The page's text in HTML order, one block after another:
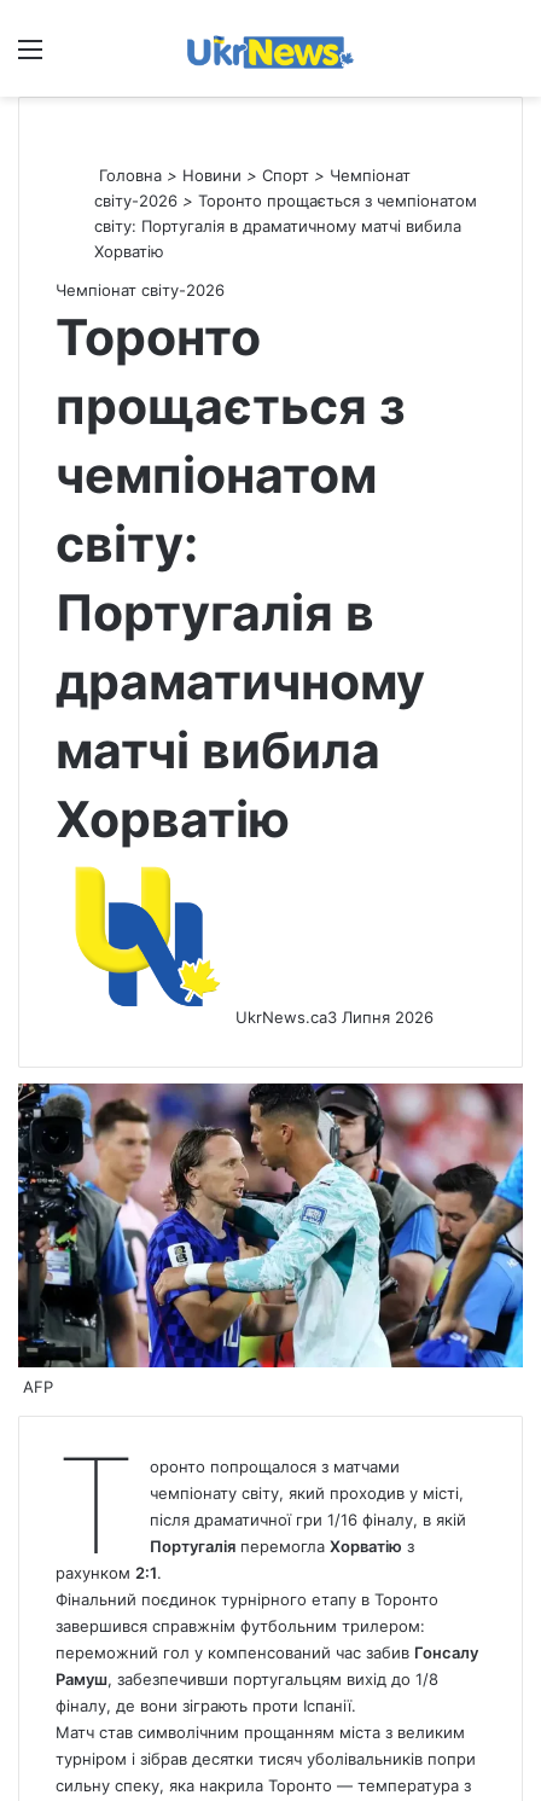
Меню
Головна > Новини > Спорт > Чемпіонат
світу-2026 > Торонто прощається з чемпіонатом
світу: Португалія в драматичному матчі вибила
Хорватію
Чемпіонат світу-2026
Торонто
прощається з
чемпіонатом
світу:
Португалія в
драматичному
матчі вибила
Хорватію
UkrNews.ca3 Липня 2026
AFP
Т
оронто попрощалося з матчами
чемпіонату світу, який проходив у місті,
після драматичної гри 1/16 фіналу, в якій
Португаліяперемогла Хорватію з
рахунком 2:1.
Фінальний поєдинок турнірного етапу в Торонто
завершився справжнім футбольним трилером:
переможний гол у компенсований час забив Гонсалу
Рамуш, забезпечивши португальцям вихід до 1/8
фіналу, де вони зіграють проти Іспанії.
Матч став символічним прощанням міста з великим
турніром і зібрав десятки тисяч уболівальників попри
сильну спеку, яка накрила Торонто — температура з